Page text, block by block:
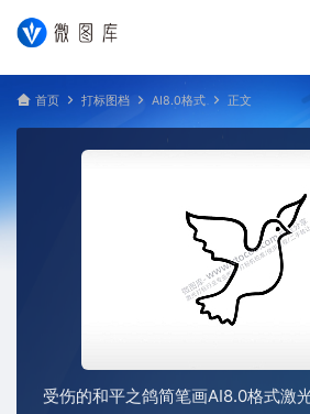
首页 打标图档 AI8.0格式 正文
受伤的和平之鸽简笔画AI8.0格式激